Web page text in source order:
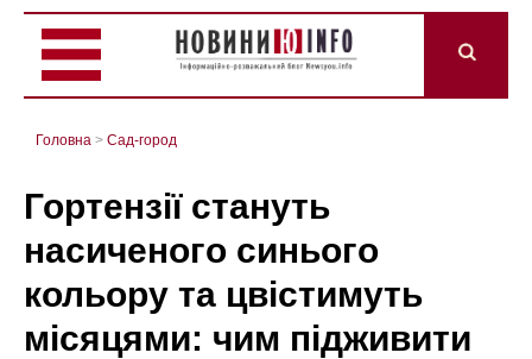
Головна > Сад-город
Гортензії стануть
насиченого синього
кольору та цвістимуть
місяцями: чим підживити